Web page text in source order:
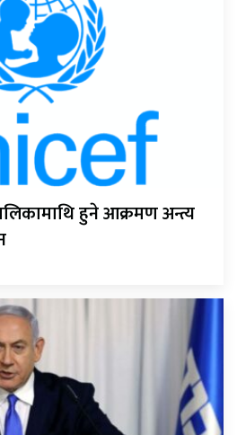
हुने आक्रमण अन्त्य